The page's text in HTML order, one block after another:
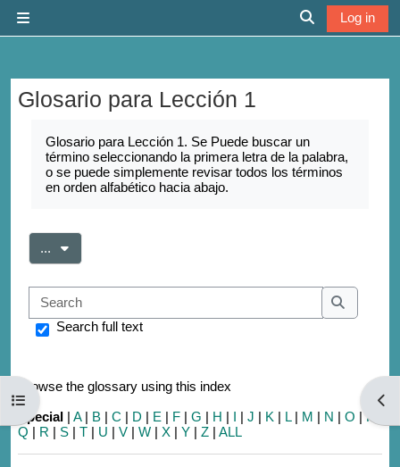
Toggle search
Log in
Open course index
Glosario para Lección 1
Glosario para Lección 1. Se Puede buscar un
término seleccionando la primera letra de la palabra,
o se puede simplemente revisar todos los términos
en orden alfabético hacia abajo.
... Export entries
Search
Search
Search full text
Browse the glossary using this index
Special | A| B | C | D | E | F | G | H | I | J | K | L| M | N | O |P
Q | R | S | T | U | V | W | X | Y | Z | ALL